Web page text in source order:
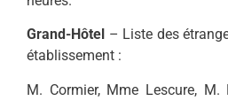
Grand-Hôtel – Liste des
établissement :
M. Cormier, Mme Lescure,